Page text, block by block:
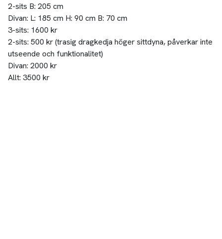
2-sits B: 205 cm
Divan: L: 185 cm H: 90 cm B: 70 cm
3-sits: 1600 kr
2-sits: 500 kr (trasig dragkedja höger sittdyna, påverkar inte
utseende och funktionalitet)
Divan: 2000 kr
Allt: 3500 kr